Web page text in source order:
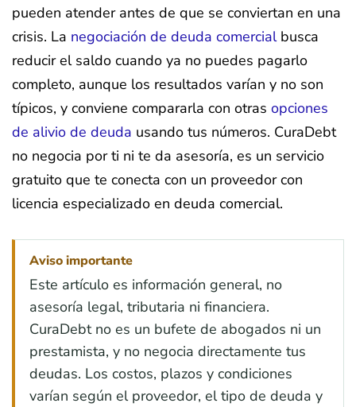
pueden atender antes de que se conviertan en una
crisis. La negociación de deuda comercialbusca
reducir el saldo cuando ya no puedes pagarlo
completo, aunque los resultados varían y no son
típicos, y conviene compararla con otras opciones
de alivio de deuda usando tus números. CuraDebt
no negocia por ti ni te da asesoría, es un servicio
gratuito que te conecta con un proveedor con
licencia especializado en deuda comercial.
Aviso importante
Este artículo es información general, no
asesoría legal, tributaria ni financiera.
CuraDebt no es un bufete de abogados ni un
prestamista, y no negocia directamente tus
deudas. Los costos, plazos y condiciones
varían según el proveedor, el tipo de deuda y